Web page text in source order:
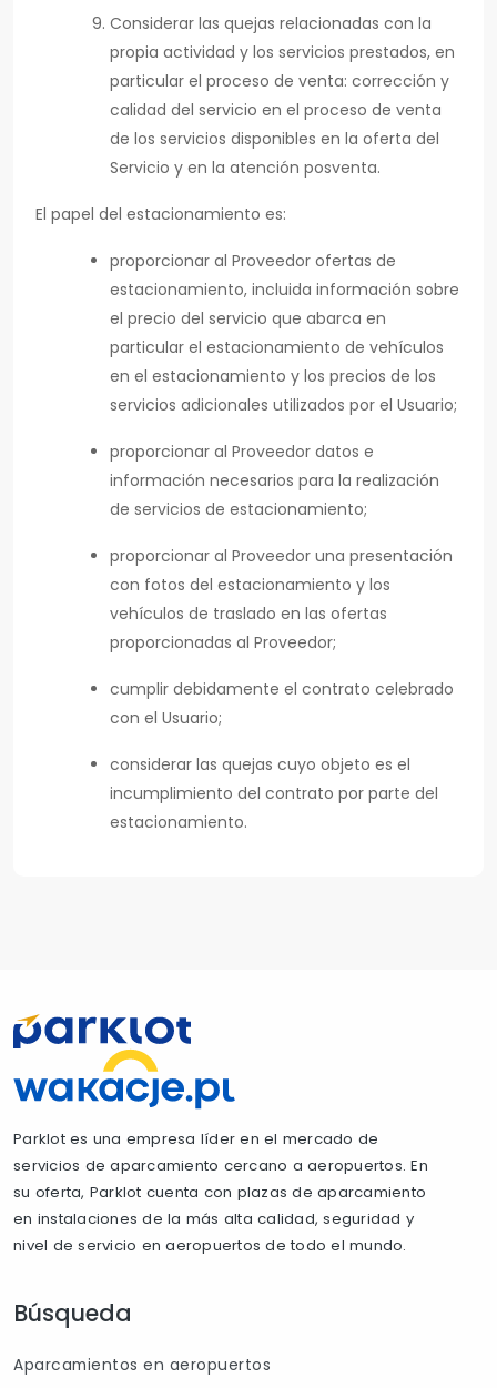
Considerar las quejas relacionadas con la
propia actividad y los servicios prestados, en
particular el proceso de venta: corrección y
calidad del servicio en el proceso de venta
de los servicios disponibles en la oferta del
Servicio y en la atención posventa.
El papel del estacionamiento es:
proporcionar al Proveedor ofertas de
estacionamiento, incluida información sobre
el precio del servicio que abarca en
particular el estacionamiento de vehículos
en el estacionamiento y los precios de los
servicios adicionales utilizados por el Usuario;
proporcionar al Proveedor datos e
información necesarios para la realización
de servicios de estacionamiento;
proporcionar al Proveedor una presentación
con fotos del estacionamiento y los
vehículos de traslado en las ofertas
proporcionadas al Proveedor;
cumplir debidamente el contrato celebrado
con el Usuario;
considerar las quejas cuyo objeto es el
incumplimiento del contrato por parte del
estacionamiento.
Parklot es una empresa líder en el mercado de
servicios de aparcamiento cercano a aeropuertos. En
su oferta, Parklot cuenta con plazas de aparcamiento
en instalaciones de la más alta calidad, seguridad y
nivel de servicio en aeropuertos de todo el mundo.
Búsqueda
Aparcamientos en aeropuertos